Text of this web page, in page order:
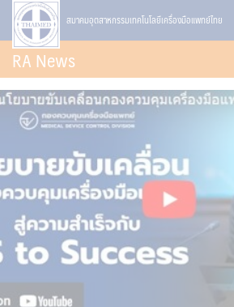
Skip
content
สมาคมอุตสาหกรรมเทคโนโลยีเครื่องมือแพทย์ไทย
RA News